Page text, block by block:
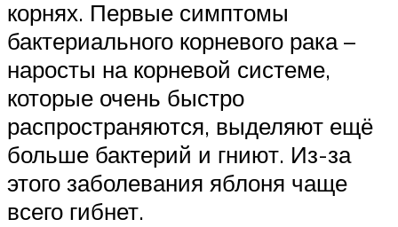
корнях. Первые симптомы
бактериального корневого рака –
наросты на корневой системе,
которые очень быстро
распространяются, выделяют ещё
больше бактерий и гниют. Из-за
этого заболевания яблоня чаще
всего гибнет.